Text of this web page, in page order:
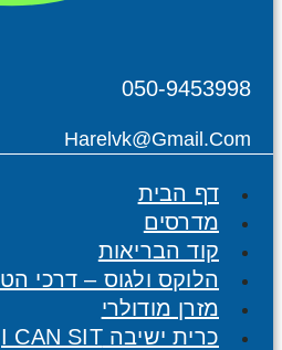
050-
דף הבית
מדרסים
קוד הבריאות
הלוקס ולגוס – דרכי הטיפול
מזרן מודולרי
כרית ישיבה I CAN SIT